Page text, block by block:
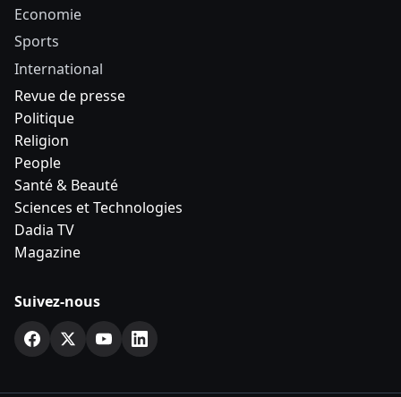
Economie
Sports
International
Revue de presse
Politique
Religion
People
Santé & Beauté
Sciences et Technologies
Dadia TV
Magazine
Suivez-nous